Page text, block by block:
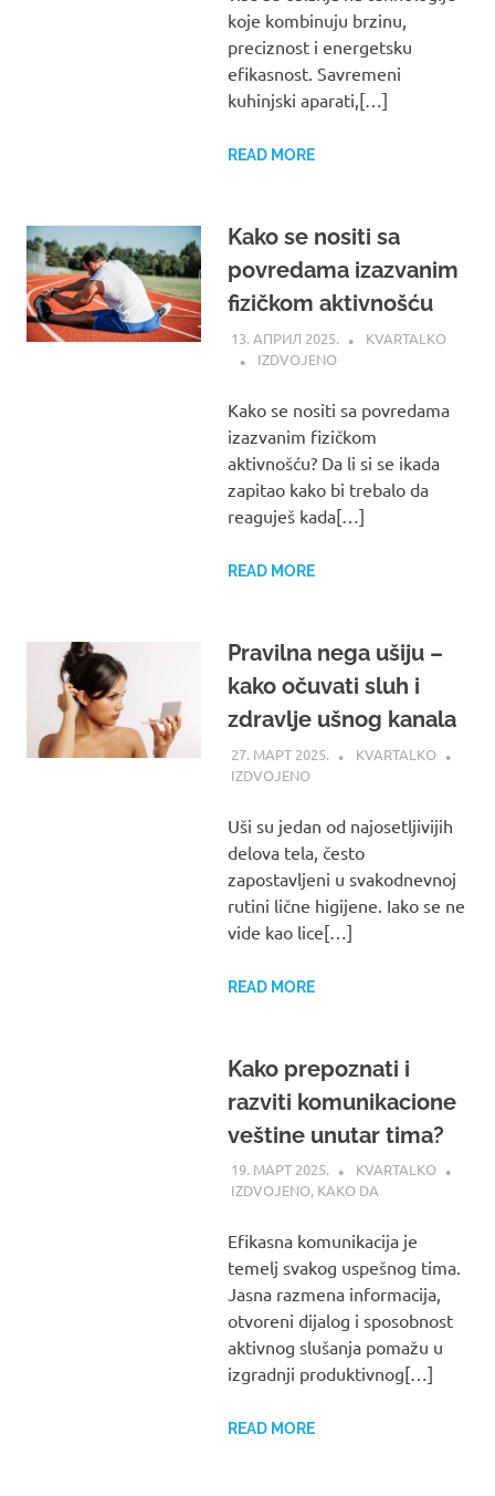
koje kombinuju brzinu,
preciznost i energetsku
efikasnost. Savremeni
kuhinjski aparati,[…]
READ MORE
Kako se nositi sa
povredama izazvanim
fizičkom aktivnošću
13. АПРИЛ 2025.
KVARTALKO
IZDVOJENO
Kako se nositi sa povredama
izazvanim fizičkom
aktivnošću? Da li si se ikada
zapitao kako bi trebalo da
reaguješ kada[…]
READ MORE
Pravilna nega ušiju –
kako očuvati sluh i
zdravlje ušnog kanala
27. МАРТ 2025.
KVARTALKO
IZDVOJENO
Uši su jedan od najosetljivijih
delova tela, često
zapostavljeni u svakodnevnoj
rutini lične higijene. Iako se ne
vide kao lice[…]
READ MORE
Kako prepoznati i
razviti komunikacione
veštine unutar tima?
19. МАРТ 2025.
KVARTALKO
IZDVOJENO, KAKO DA
Efikasna komunikacija je
temelj svakog uspešnog tima.
Jasna razmena informacija,
otvoreni dijalog i sposobnost
aktivnog slušanja pomažu u
izgradnji produktivnog[…]
READ MORE